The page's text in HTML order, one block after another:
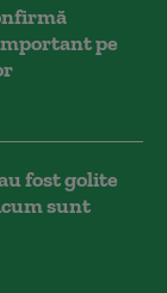
pe
fost golite
sunt